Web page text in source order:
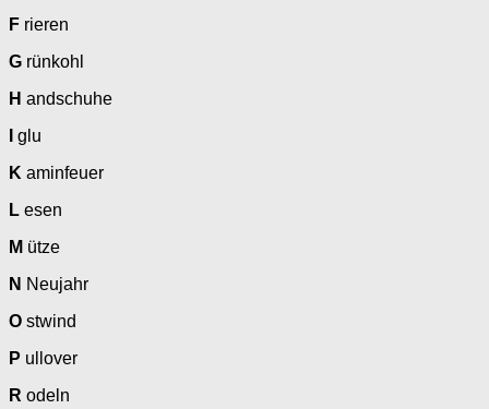
F rieren
G rünkohl
H andschuhe
glu
K aminfeuer
L esen
M ütze
N Neujahr
O stwind
P ullover
R odeln